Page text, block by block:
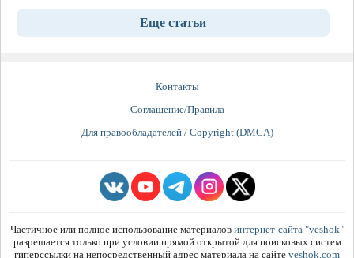
Еще статьи
Контакты
Соглашение/Правила
Для правообладателей / Copyright (DMCA)
Частичное или полное использование материалов интернет-сайта "veshok"
разрешается только при условии прямой открытой для поисковых систем
гиперссылки на непосредственный адрес материала на сайте veshok.com